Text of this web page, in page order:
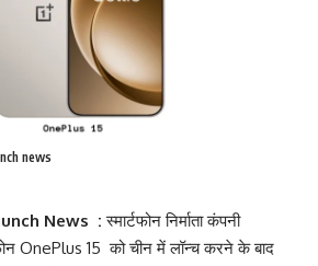
news
News : स्मार्टफोन निर्माता कंपनी
OnePlus 15 को चीन में लॉन्च करने के बाद